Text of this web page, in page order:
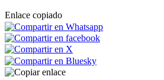
Enlace copiado